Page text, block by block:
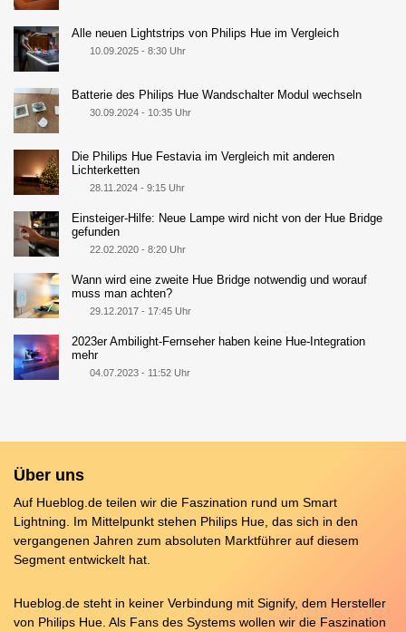
Alle neuen Lightstrips von Philips Hue im Vergleich
10.09.2025 - 8:30 Uhr
Batterie des Philips Hue Wandschalter Modul wechseln
30.09.2024 - 10:35 Uhr
Die Philips Hue Festavia im Vergleich mit anderen
Lichterketten
28.11.2024 - 9:15 Uhr
Einsteiger-Hilfe: Neue Lampe wird nicht von der Hue Bridge
gefunden
22.02.2020 - 8:20 Uhr
Wann wird eine zweite Hue Bridge notwendig und worauf
muss man achten?
29.12.2017 - 17:45 Uhr
2023er Ambilight-Fernseher haben keine Hue-Integration
mehr
04.07.2023 - 11:52 Uhr
Über uns
Auf Hueblog.de teilen wir die Faszination rund um Smart
Lightning. Im Mittelpunkt stehen Philips Hue, das sich in den
vergangenen Jahren zum absoluten Marktführer auf diesem
Segment entwickelt hat.
Hueblog.de steht in keiner Verbindung mit Signify, dem Hersteller
von Philips Hue. Als Fans des Systems wollen wir die Faszination